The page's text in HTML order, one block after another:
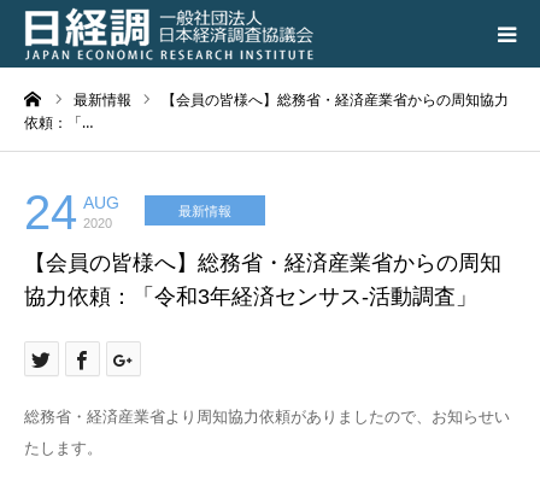
最新情報
【会員の皆様へ】総務省・経済産業省からの周知協力
依頼：「…
24 AUG
2020
最新情報
【会員の皆様へ】総務省・経済産業省からの周知
協力依頼：「令和3年経済センサス-活動調査」
総務省・経済産業省より周知協力依頼がありましたので、お知らせい
たします。
日経調について
会員専用ページ
入会のご案内
アクセス